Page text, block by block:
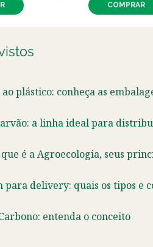
COMPRAR
plástico: conheça as
a linha ideal para
é a Agroecologia, seus
para delivery: quais os tipos e
entenda o conceito